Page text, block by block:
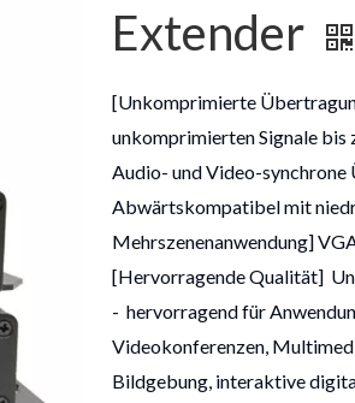
Extender
[Unkomprimierte
unkomprimierten Signale bis
Audio- und Video-
Abwärtskompatibel mit
Mehrszenenanwendung]
[Hervorragende Qualität]
-hervorragend für
Videokonferenzen,
Bildgebung, interaktive